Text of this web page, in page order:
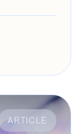
ARTICLE